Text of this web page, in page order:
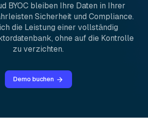
BYOC bleiben Ihre Daten in Ihrer
Sicherheit und Compliance.
die Leistung einer vollständig
ohne auf die Kontrolle
zu verzichten.
Demo buchen